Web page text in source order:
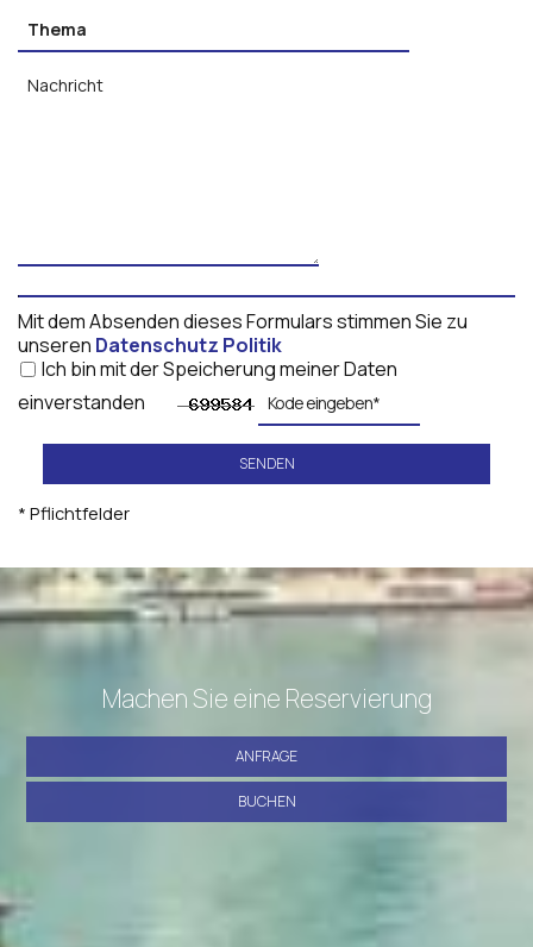
Mit dem Absenden dieses Formulars stimmen Sie zu
unseren Datenschutz Politik
Ich bin mit der Speicherung meiner Daten
einverstanden
SENDEN
* Pflichtfelder
Machen Sie eine Reservierung
ANFRAGE
BUCHEN